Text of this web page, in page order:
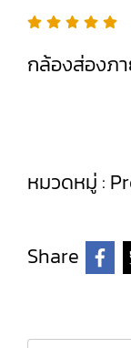
กล้องส่องภ
หมวดหมู่ :
Share